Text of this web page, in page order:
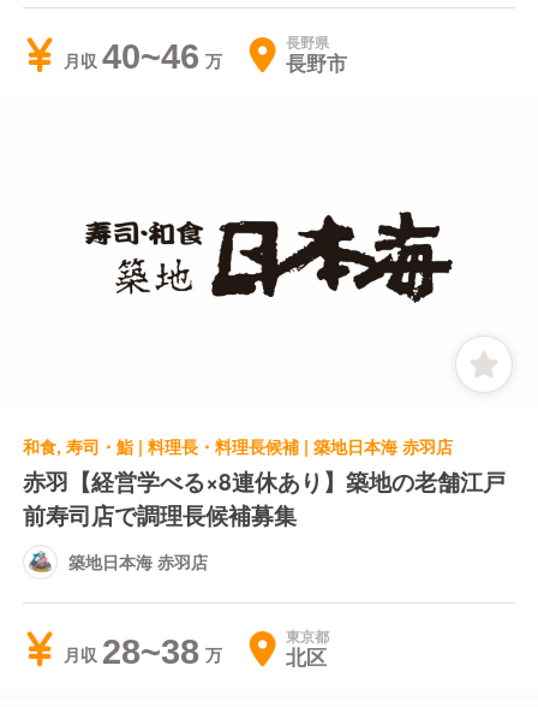
月収 40~46 長野県
長野市
和食, 寿司・鮨 | 料理長・料理長候補 | 築地日本海 赤羽店
赤羽【経営学べる×8連休あり】築地の老舗江戸
前寿司店で調理長候補募集
築地日本海 赤羽店
月収 28~38 東京都
北区